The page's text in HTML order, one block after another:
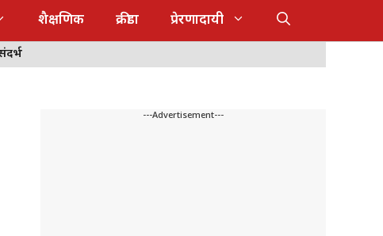
शैक्षणिक क्रीडा प्रेरणादायी
---Advertisement---